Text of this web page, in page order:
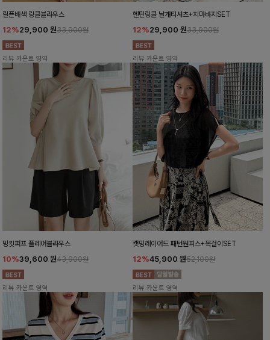
릴픈배색 링클블라우스
12%29,900 원33,900원
리뷰 카운트 영역
헨틴링클 날개티셔츠+치마바지SET
12%29,900 원33,900원
리뷰 카운트 영역
밍킷퍼프 플레어블라우스
10%39,600 원43,900원
리뷰 카운트 영역
캣밍레이어드 패턴원피스+목걸이SET
12%45,900 원52,100원
리뷰 카운트 영역